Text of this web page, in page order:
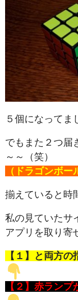
５個になってま
でもまた２つ届
～～（笑）
（ドラゴンボー
揃えていると時
私の見ていたサ
アプリを取り寄
【１】と両方の
【２】赤ランプ